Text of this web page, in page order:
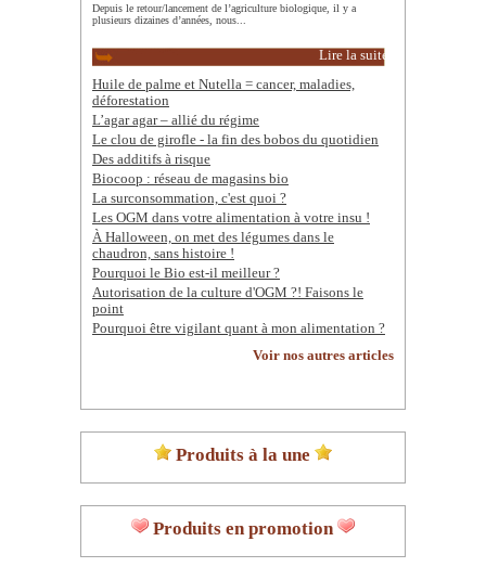
Depuis le retour/lancement de l’agriculture biologique, il y a
plusieurs dizaines d’années, nous...
Lire la suite
Huile de palme et Nutella = cancer, maladies,
déforestation
L’agar agar – allié du régime
Le clou de girofle - la fin des bobos du quotidien
Des additifs à risque
Biocoop : réseau de magasins bio
La surconsommation, c'est quoi ?
Les OGM dans votre alimentation à votre insu !
À Halloween, on met des légumes dans le
chaudron, sans histoire !
Pourquoi le Bio est-il meilleur ?
Autorisation de la culture d'OGM ?! Faisons le
point
Pourquoi être vigilant quant à mon alimentation ?
Voir nos autres articles
Produits à la une
Produits en promotion